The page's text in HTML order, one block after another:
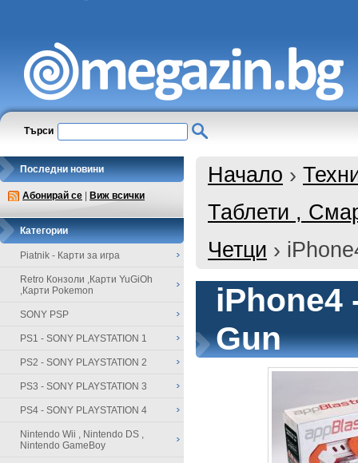
Търси
Последни новини
Абонирай се Виж всички
Категории
Piatnik - Карти за игра
Retro Конзоли ,Карти YuGiOh
,Карти Pokemon
SONY PSP
PS1 - SONY PLAYSTATION 1
PS2 - SONY PLAYSTATION 2
PS3 - SONY PLAYSTATION 3
PS4 - SONY PLAYSTATION 4
Nintendo Wii , Nintendo DS ,
Nintendo GameBoy
Начало ›
Таблети ,
Четци ›
iPhone4
Gun